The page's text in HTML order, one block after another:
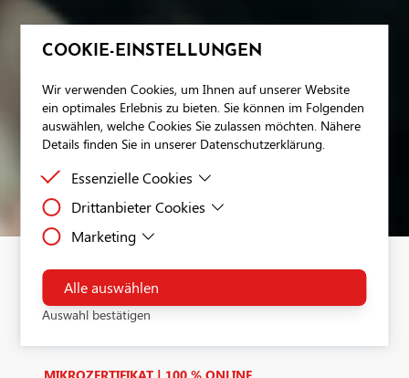
COOKIE-EINSTELLUNGEN
Wir verwenden Cookies, um Ihnen auf unserer Website
ein optimales Erlebnis zu bieten. Sie können im Folgenden
auswählen, welche Cookies Sie zulassen möchten. Nähere
Details finden Sie in unserer Datenschutzerklärung.
Essenzielle Cookies
Essenzielle Cookies sind Cookies, welche für die
werden.
Drittanbieter Cookies
Drittanbieter Cookies sind Cookies, die Drittanbieter-
ermöglichen.
Marketing
Dies ist ein Tag-Management-System. Über den Google Tag
Manager können Tags zentral über eine Benutzeroberfläche
eingebunden werden. Tags sind kleine Codeabschnitte, die
Aktivitäten verfolgen können. Über den Google Tag
Alle auswählen
Auswahl bestätigen
AGILE PROJEKTE UND
SCRUM
MIKROZERTIFIKAT | 100 % ONLINE